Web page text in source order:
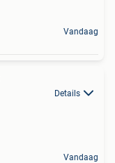
Vandaag
Details
Vandaag